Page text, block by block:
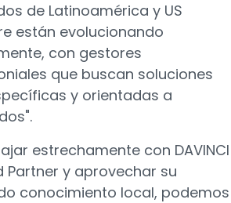
de Latinoamérica y US
están evolucionando
con gestores
que buscan soluciones
y orientadas a
estrechamente con DAVINCI
Partner y aprovechar su
conocimiento local, podemos